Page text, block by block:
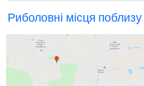
Риболовні місця поблизу